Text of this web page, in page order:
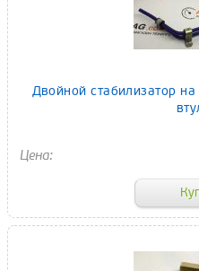
Двойной стабилизатор